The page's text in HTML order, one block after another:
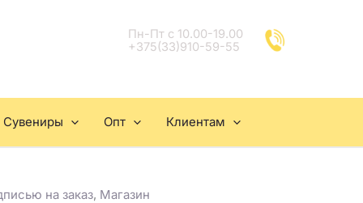
Пн-Пт с 10.00-19.00
+375(33)910-59-55
Сувениры Опт Клиентам
на заказ, Магазин